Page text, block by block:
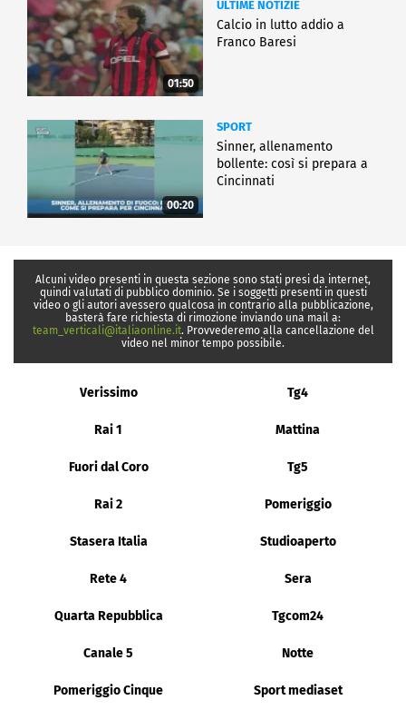
01:50
ULTIME NOTIZIE
Calcio in lutto addio a
Franco Baresi
00:20
SPORT
Sinner, allenamento
bollente: così si prepara a
Cincinnati
Alcuni video presenti in questa sezione sono stati presi da internet,
quindi valutati di pubblico dominio. Se i soggetti presenti in questi
video o gli autori avessero qualcosa in contrario alla pubblicazione,
basterà fare richiesta di rimozione inviando una mail a:
team_verticali@italiaonline.it. Provvederemo alla cancellazione del
video nel minor tempo possibile.
Verissimo Tg4
Rai 1 Mattina
Fuori dal Coro Tg5
Rai 2 Pomeriggio
Stasera Italia Studioaperto
Rete 4 Sera
Quarta Repubblica Tgcom24
Canale 5 Notte
Pomeriggio Cinque Sport mediaset